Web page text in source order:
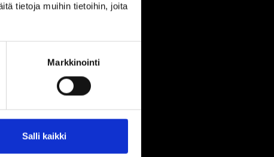
tietoja muihin tietoihin, joita
Markkinointi
Salli kaikki